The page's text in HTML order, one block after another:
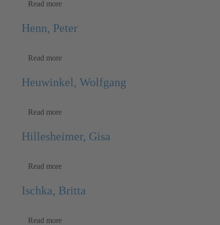
Read more
Henn, Peter
Read more
Heuwinkel, Wolfgang
Read more
Hillesheimer, Gisa
Read more
Ischka, Britta
Read more